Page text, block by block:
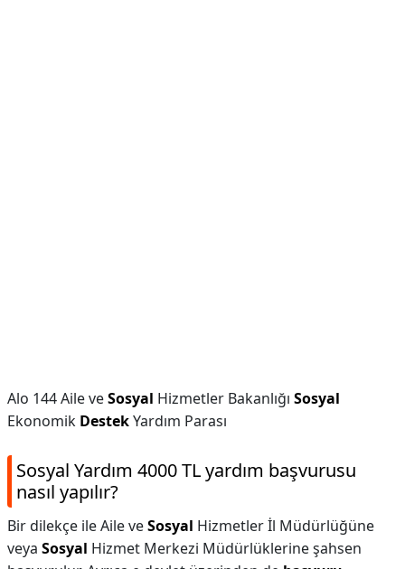
Alo 144 Aile veSosyal Hizmetler Bakanlığı Sosyal
Ekonomik DestekYardım Parası
Sosyal Yardım 4000 TL yardım başvurusu
nasıl yapılır?
Bir dilekçe ile Aile veSosyal Hizmetler İl Müdürlüğüne
veya Sosyal Hizmet Merkezi Müdürlüklerine şahsen